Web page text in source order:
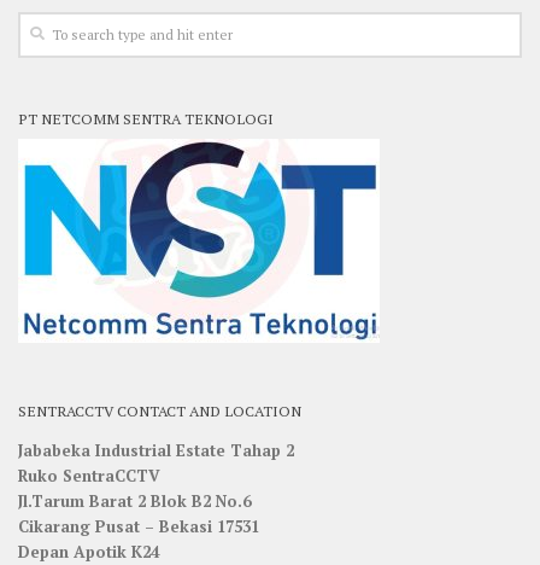
PT NETCOMM SENTRA TEKNOLOGI
SENTRACCTV CONTACT AND LOCATION
Jababeka Industrial Estate Tahap 2
Ruko SentraCCTV
Jl.Tarum Barat 2 Blok B2 No.6
Cikarang Pusat – Bekasi 17531
Depan Apotik K24